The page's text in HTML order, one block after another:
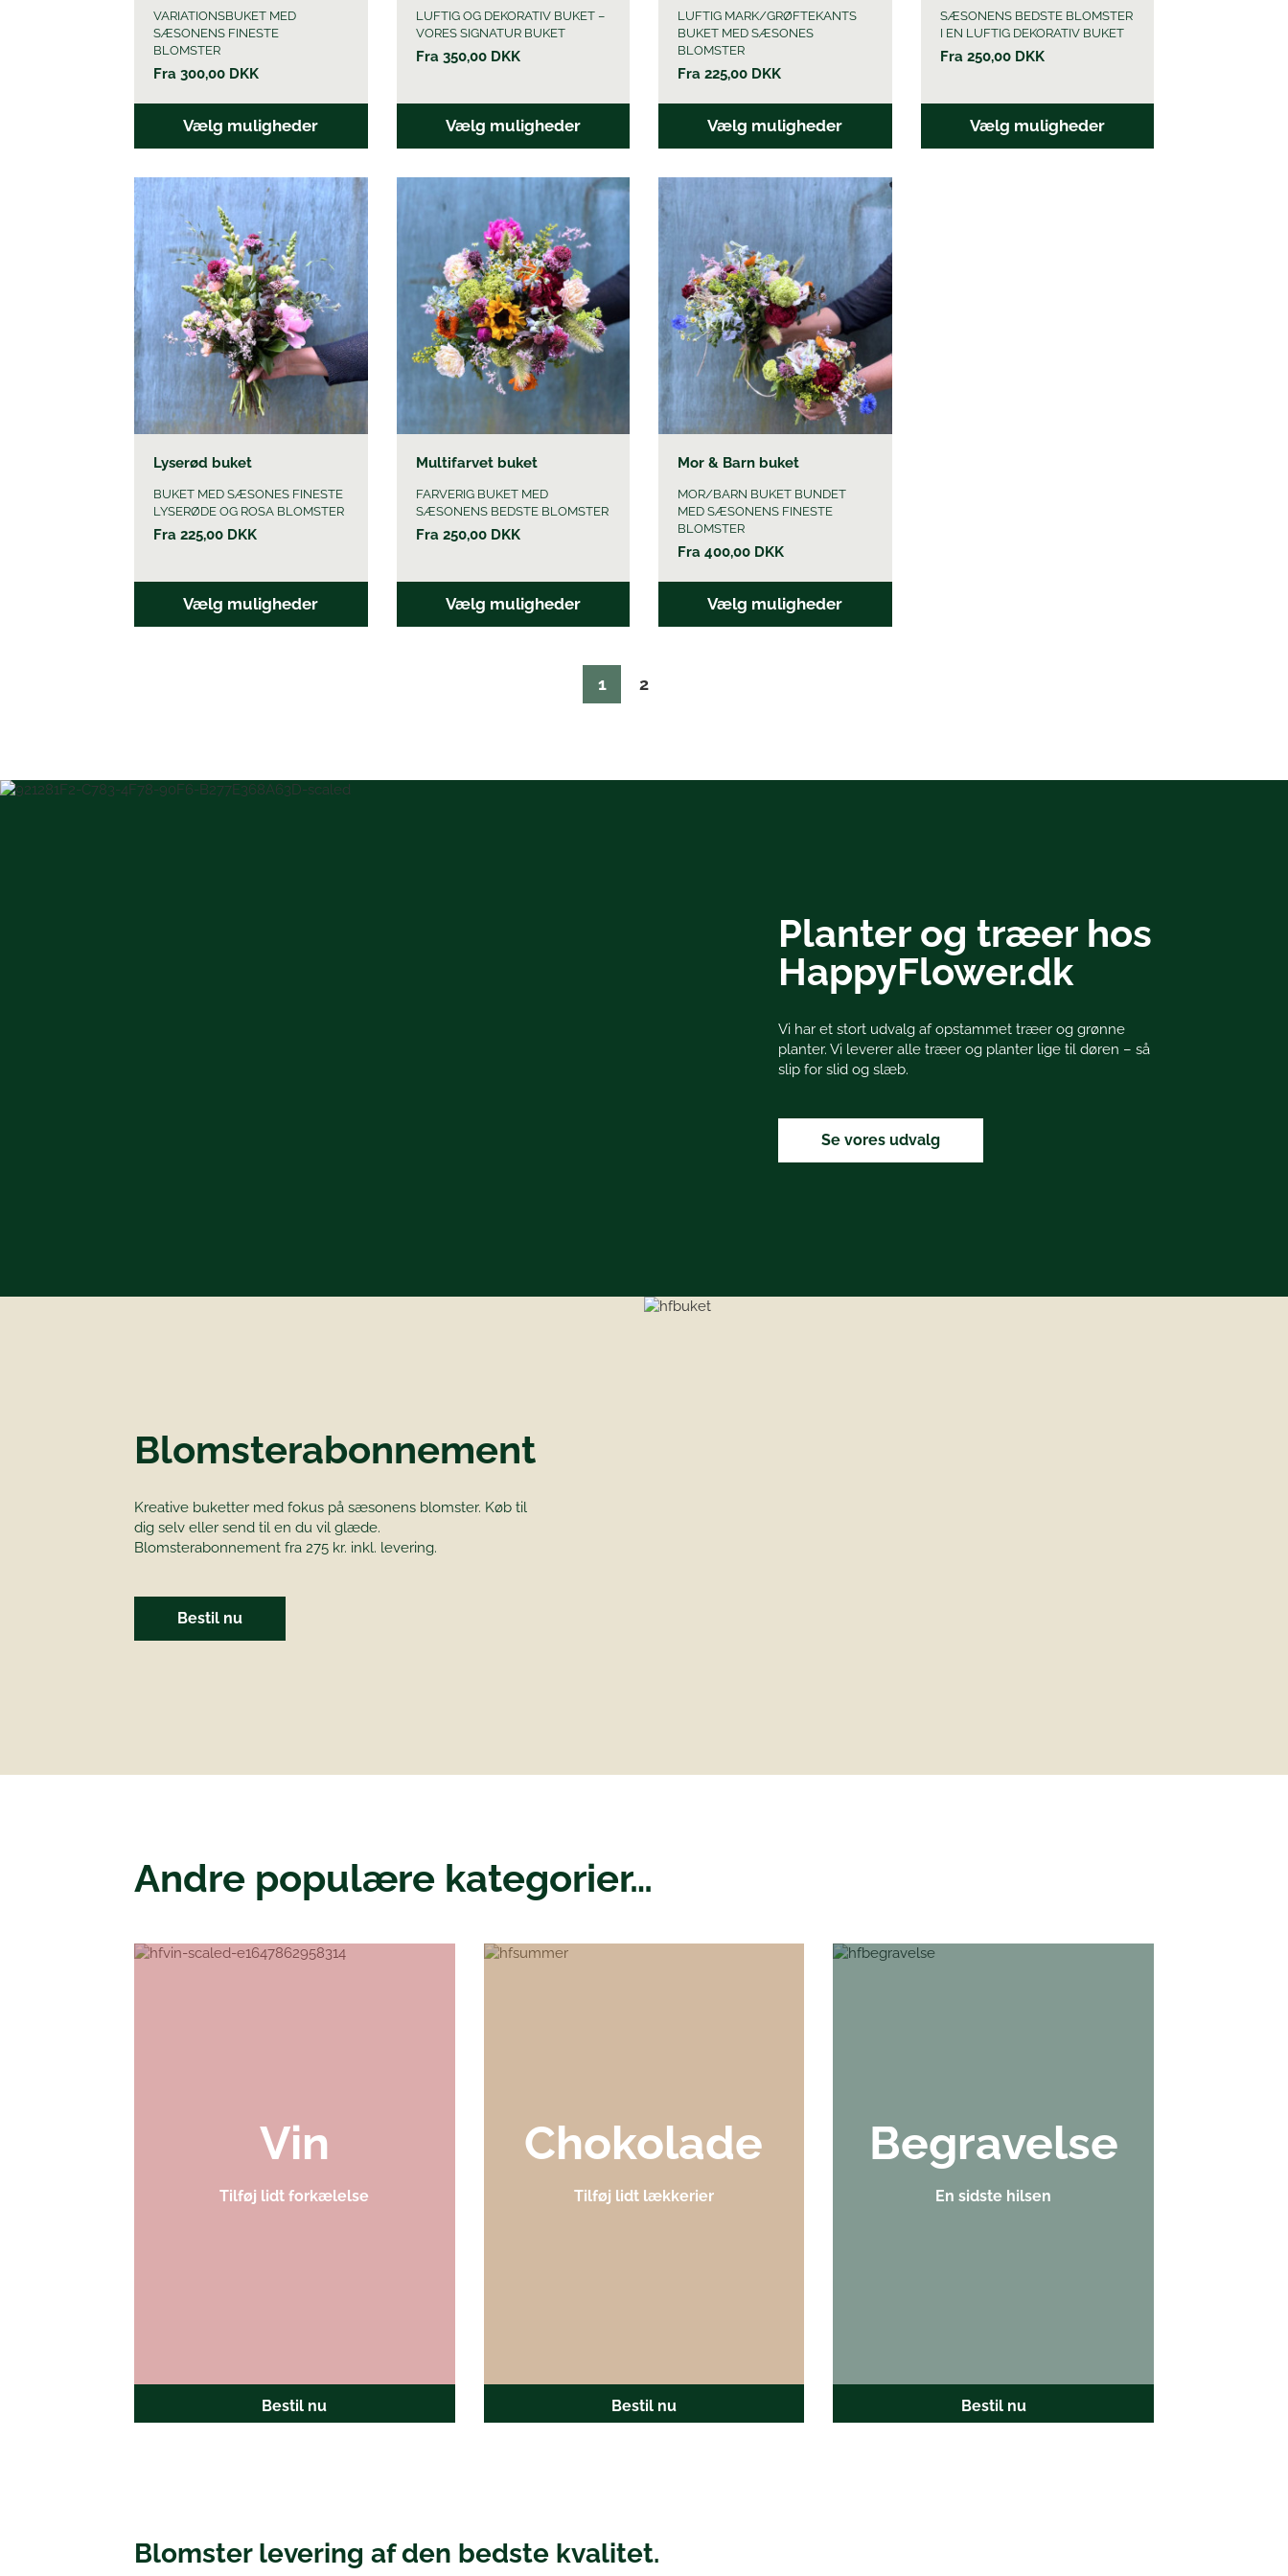
VARIATIONSBUKET MED
SÆSONENS FINESTE
BLOMSTER
Fra 300,00 DKK
Vælg muligheder
LUFTIG OG DEKORATIV BUKET –
VORES SIGNATUR BUKET
Fra 350,00 DKK
Vælg muligheder
LUFTIG MARK/GRØFTEKANTS
BUKET MED SÆSONES
BLOMSTER
Fra 225,00 DKK
Vælg muligheder
SÆSONENS BEDSTE BLOMSTER
I EN LUFTIG DEKORATIV BUKET
Fra 250,00 DKK
Vælg muligheder
Lyserød buket
BUKET MED SÆSONES FINESTE
LYSERØDE OG ROSA BLOMSTER
Fra 225,00 DKK
Vælg muligheder
Dette
vare
flere
varianter.
Mulighederne
kan
vælges
på
varesiden
Multifarvet buket
FARVERIG BUKET MED
SÆSONENS BEDSTE BLOMSTER
Fra 250,00 DKK
Vælg muligheder
varianter.
Mulighederne
vælges
på
varesiden
Mor & Barn buket
MOR/BARN BUKET BUNDET
MED SÆSONENS FINESTE
BLOMSTER
Fra 400,00 DKK
Vælg muligheder
vare
varianter.
Mulighederne
kan
vælges
på
varesiden
1 2
Planter og træer hos
HappyFlower.dk
Vi har et stort udvalg af opstammet træer og grønne
planter. Vi leverer alle træer og planter lige til døren – så
slip for slid og slæb.
Se vores udvalg
Blomsterabonnement
Kreative buketter med fokus på sæsonens blomster. Køb til
dig selv eller send til en du vil glæde.
Blomsterabonnement fra 275 kr. inkl. levering.
Bestil nu
Andre populære kategorier…
Vin
Tilføj lidt forkælelse
Bestil nu
Chokolade
Tilføj lidt lækkerier
Bestil nu
Begravelse
En sidste hilsen
Bestil nu
Blomster levering af den bedste kvalitet.